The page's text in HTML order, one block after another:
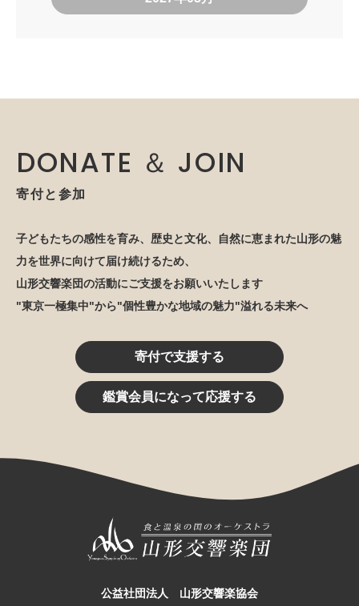
DONATE ＆ JOIN
寄付と参加
子どもたちの感性を育み、歴史と文化、自然に恵まれた山形の魅
力を世界に向けて届け続けるため、
山形交響楽団の活動にご支援をお願いいたします
"東京一極集中"から"個性豊かな地域の魅力"溢れる未来へ
寄付で支援する
鑑賞会員になって応援する
公益社団法人 山形交響楽協会